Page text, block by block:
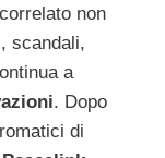
non
scandali,
a
. Dopo
di